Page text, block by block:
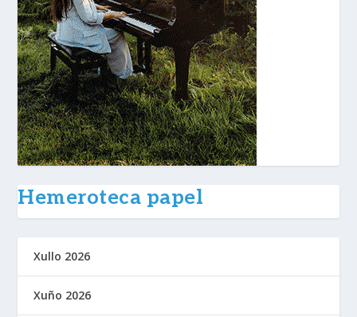
Hemeroteca papel
Xullo 2026
Xuño 2026